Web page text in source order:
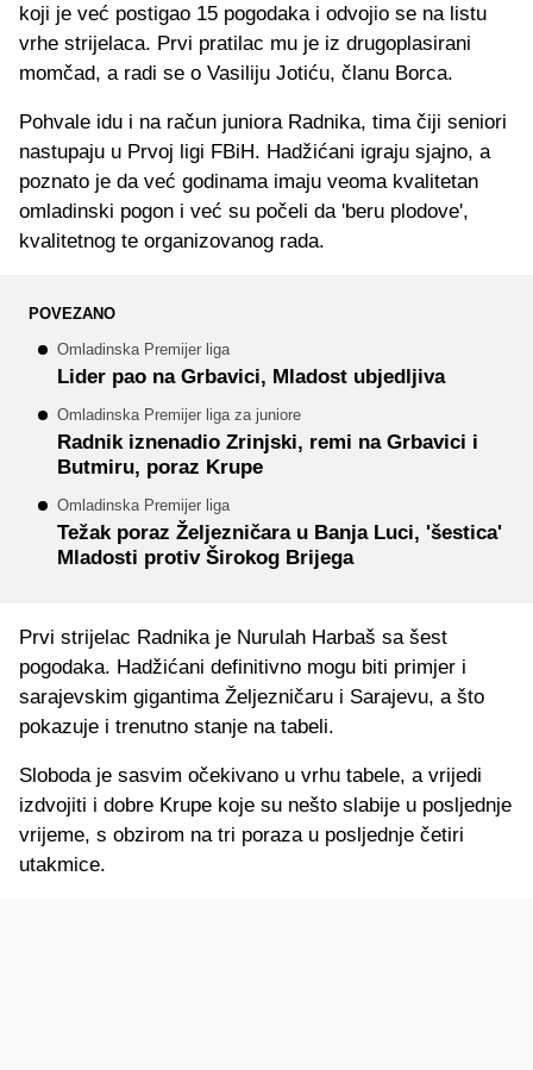
koji je već postigao 15 pogodaka i odvojio se na listu
vrhe strijelaca. Prvi pratilac mu je iz drugoplasirani
momčad, a radi se o Vasiliju Jotiću, članu Borca.
Pohvale idu i na račun juniora Radnika, tima čiji seniori
nastupaju u Prvoj ligi FBiH. Hadžićani igraju sjajno, a
poznato je da već godinama imaju veoma kvalitetan
omladinski pogon i već su počeli da 'beru plodove',
kvalitetnog te organizovanog rada.
POVEZANO
Omladinska Premijer liga
Lider pao na Grbavici, Mladost ubjedljiva
Omladinska Premijer liga za juniore
Radnik iznenadio Zrinjski, remi na Grbavici i
Butmiru, poraz Krupe
Omladinska Premijer liga
Težak poraz Željezničara u Banja Luci, 'šestica'
Mladosti protiv Širokog Brijega
Prvi strijelac Radnika je Nurulah Harbaš sa šest
pogodaka. Hadžićani definitivno mogu biti primjer i
sarajevskim gigantima Željezničaru i Sarajevu, a što
pokazuje i trenutno stanje na tabeli.
Sloboda je sasvim očekivano u vrhu tabele, a vrijedi
izdvojiti i dobre Krupe koje su nešto slabije u posljednje
vrijeme, s obzirom na tri poraza u posljednje četiri
utakmice.